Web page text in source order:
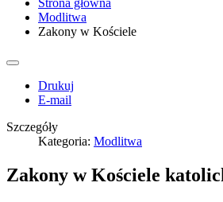
Strona główna
Modlitwa
Zakony w Kościele
Drukuj
E-mail
Szczegóły
Kategoria: Modlitwa
Zakony w Kościele